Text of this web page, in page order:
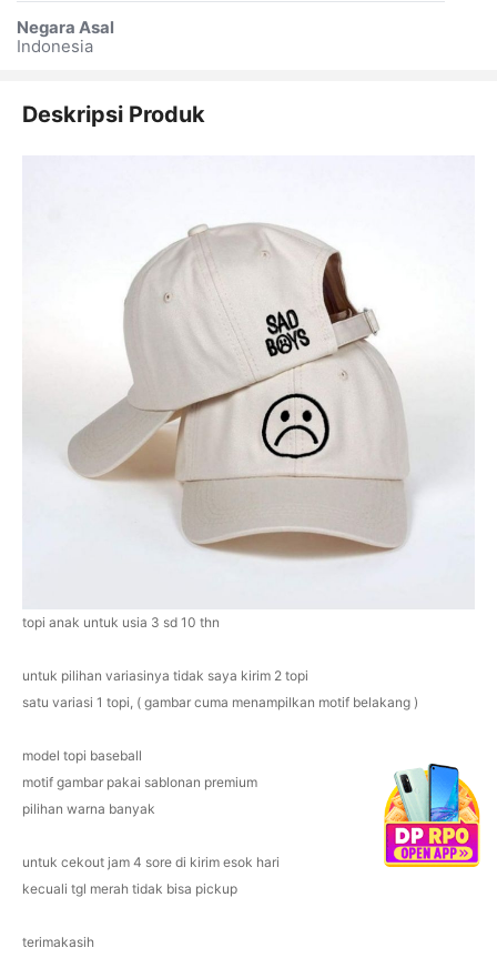
Negara Asal
Indonesia
Deskripsi Produk
topi anak untuk usia 3 sd 10 thn
untuk pilihan variasinya tidak saya kirim 2 topi
satu variasi 1 topi, ( gambar cuma menampilkan motif belakang )
model topi baseball
motif gambar pakai sablonan premium
pilihan warna banyak
untuk cekout jam 4 sore di kirim esok hari
kecuali tgl merah tidak bisa pickup
terimakasih